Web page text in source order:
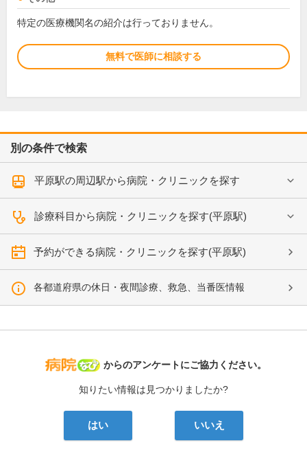
特定の医療機関名の紹介は行っておりません。
無料で医師に相談する
別の条件で検索
平原駅の周辺駅から病院・クリニックを探す
診療科目から病院・クリニックを探す(平原駅)
予約ができる病院・クリニックを探す(平原駅)
各都道府県の休日・夜間診療、救急、当番医情報
病院なび
からのアンケートにご協力ください。
知りたい情報は見つかりましたか?
はい いいえ